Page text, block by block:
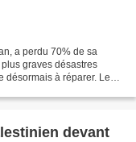
a perdu 70% de sa
graves désastres
désormais à réparer. Les
devant